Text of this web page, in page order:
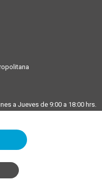
a Jueves de 9:00 a 18:00 hrs.
los sábados de 9:00 a 13:00
de Santiago y Chicureo
sábados.
del sitio